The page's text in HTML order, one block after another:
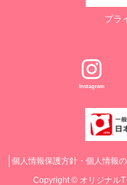
プラ
Instagram
個人情報保護方針・個人情報
Copyright © オリジナル